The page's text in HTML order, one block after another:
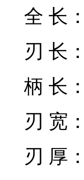
全 长
刃 长
柄 长
刃 宽
刃 厚